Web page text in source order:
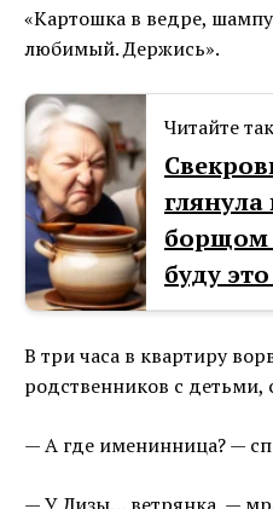
«Картошка в ведре,
любимый. Держись».
Читайте
глянула
борщом
буду
В три часа в квартиру
родственников с детьми,
— А где именинница? —